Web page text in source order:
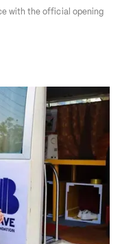
with the official opening